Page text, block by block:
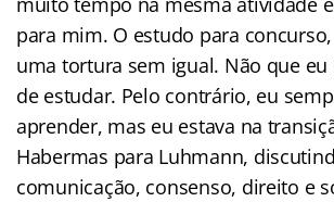
para mim. O estudo para
uma tortura sem igual. Não que eu
de estudar. Pelo contrário, eu
aprender, mas eu estava na
Habermas para Luhmann,
comunicação, consenso, direito e